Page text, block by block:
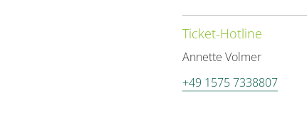
Ticket-Hotline
Annette Volmer
+49 1575 7338807